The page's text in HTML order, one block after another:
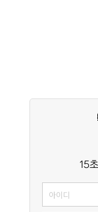
15